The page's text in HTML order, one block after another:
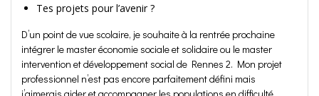
Tes projets pour l’avenir ?
D’un point de vue scolaire, je souhaite à la rentrée prochaine
intégrer le master économie sociale et solidaire ou le master
intervention et développement social de Rennes 2. Mon projet
professionnel n’est pas encore parfaitement défini mais
j’aimerais aider et accompagner les populations en difficulté,